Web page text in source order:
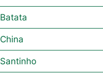
Batata
China
Santinho